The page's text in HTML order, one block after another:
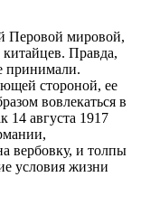
Перовой мировой,
китайцев. Правда,
принимали.
стороной, ее
вовлекаться в
14 августа 1917
вербовку, и толпы
условия жизни